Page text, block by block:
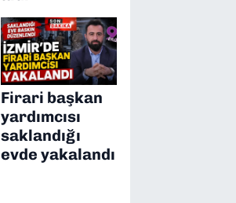
Firari başkan
yardımcısı
saklandığı
evde yakalandı